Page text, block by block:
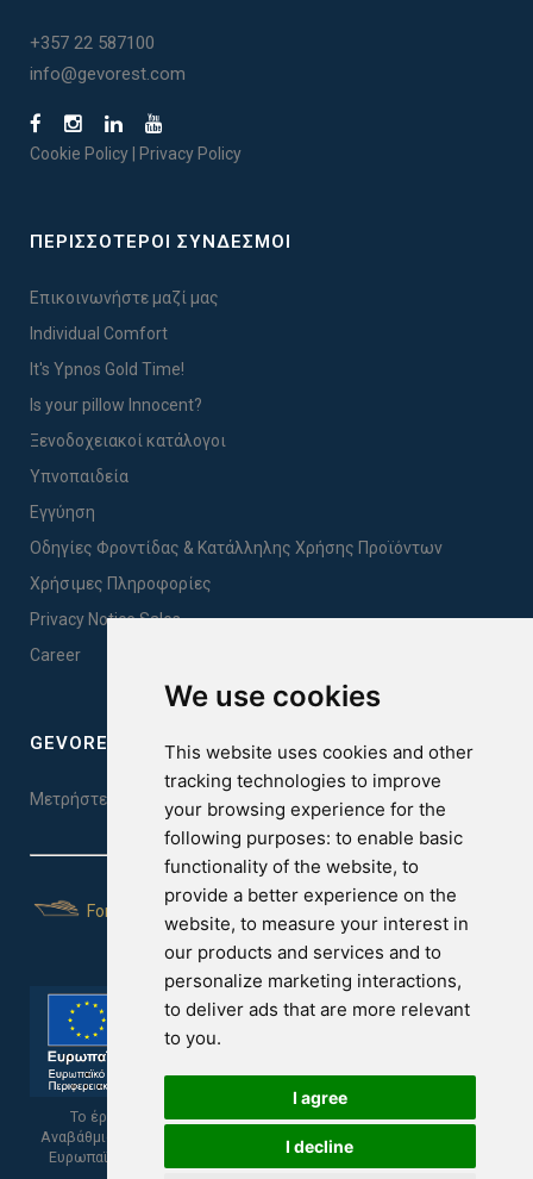
We use cookies
This website uses cookies and other
tracking technologies to improve
your browsing experience for the
following purposes: to enable basic
functionality of the website, to
provide a better experience on the
website, to measure your interest in
our products and services and to
personalize marketing interactions,
to deliver ads that are more relevant
to you.
I agree
I decline
+357 22 587100
info@gevorest.com
Cookie Policy Privacy Policy
ΠΕΡΙΣΣΟΤΕΡΟΙ ΣΥΝΔΕΣΜΟΙ
Επικοινωνήστε μαζί μας
Individual Comfort
It's Ypnos Gold Time!
Is your pillow Innocent?
Ξενοδοχειακοί κατάλογοι
Υπνοπαιδεία
Εγγύηση
Οδηγίες Φροντίδας & Κατάλληλης Χρήσης Προϊόντων
Χρήσιμες Πληροφορίες
Privacy Notice Sales
Career
GEVOREST SLEEP QUALITY INDEX
Μετρήστε την ποιότητα του ύπνου σας. Κάντε το τεστ εδώ!
For Yachts
Το έργο υποβλήθηκε στα πλαίσια του Σχεδίου Ψηφιακής
Αναβάθμισης των Επιχειρήσεων και συγχρηματοδοτείται από το
Ευρωπαϊκό Ταμείο Περιφερειακής Ανάπτυξης και την Κυπριακή